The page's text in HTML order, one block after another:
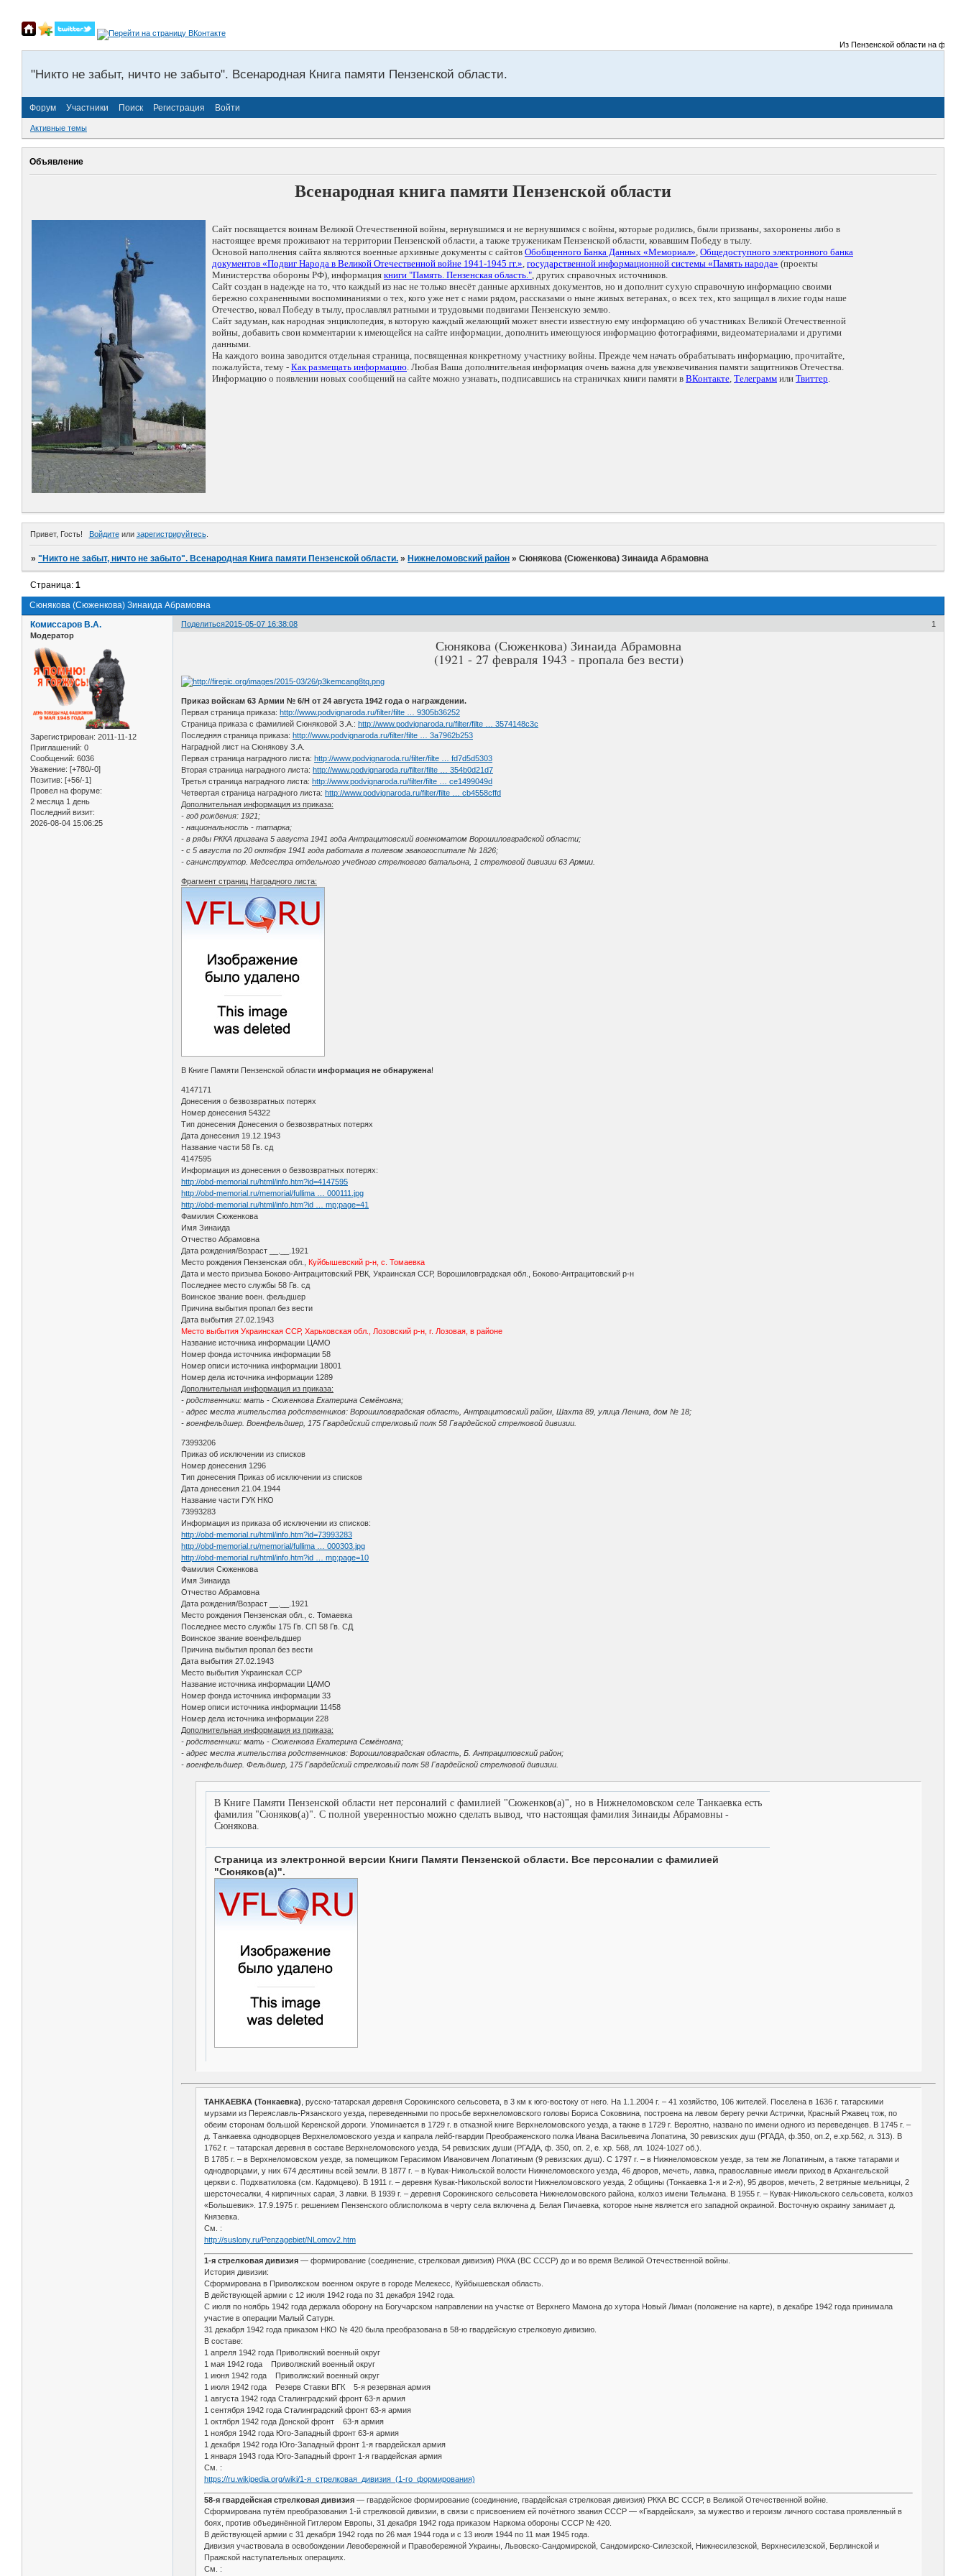
Из Пензенской области на фронты
"Никто не забыт, ничто не забыто". Всенародная Книга памяти Пензенской области.
Форум Участники Поиск Регистрация Войти
Активные темы
Объявление
Всенародная книга памяти Пензенской области
Сайт посвящается воинам Великой Отечественной войны, вернувшимся и не вернувшимся с войны, которые родились, были призваны, захоронены либо в
настоящее время проживают на территории Пензенской области, а также труженикам Пензенской области, ковавшим Победу в тылу.
Основой наполнения сайта являются военные архивные документы с сайтов Обобщенного Банка Данных «Мемориал», Общедоступного электронного банка
документов «Подвиг Народа в Великой Отечественной войне 1941-1945 гг.», государственной информационной системы «Память народа» (проекты
Министерства обороны РФ), информация книги "Память. Пензенская область.", других справочных источников.
Сайт создан в надежде на то, что каждый из нас не только внесёт данные архивных документов, но и дополнит сухую справочную информацию своими
бережно сохраненными воспоминаниями о тех, кого уже нет с нами рядом, рассказами о ныне живых ветеранах, о всех тех, кто защищал в лихие годы наше
Отечество, ковал Победу в тылу, прославлял ратными и трудовыми подвигами Пензенскую землю.
Сайт задуман, как народная энциклопедия, в которую каждый желающий может внести известную ему информацию об участниках Великой Отечественной
войны, добавить свои комментарии к имеющейся на сайте информации, дополнить имеющуюся информацию фотографиями, видеоматериалами и другими
данными.
На каждого воина заводится отдельная страница, посвященная конкретному участнику войны. Прежде чем начать обрабатывать информацию, прочитайте,
пожалуйста, тему - Как размещать информацию. Любая Ваша дополнительная информация очень важна для увековечивания памяти защитников Отечества.
Информацию о появлении новых сообщений на сайте можно узнавать, подписавшись на страничках книги памяти в ВКонтакте, Телеграмм или Твиттер.
Привет, Гость! Войдитеили зарегистрируйтесь.
»"Никто не забыт, ничто не забыто". Всенародная Книга памяти Пензенской области. » Нижнеломовский район »Сюнякова (Сюженкова) Зинаида Абрамовна
Сюнякова (Сюженкова) Зинаида Абрамовна
Страница:1
Поделиться 1
2015-05-07 16:38:08
Комиссаров В.А.
Модератор
Зарегистрирован: 2011-11-12
Приглашений: 0
Сообщений: 6036
Уважение: [+780/-0]
Позитив: [+56/-1]
Провел на форуме:
2 месяца 1 день
Последний визит:
2026-08-04 15:06:25
Сюнякова (Сюженкова) Зинаида Абрамовна
(1921 - 27 февраля 1943 - пропала без вести)
Приказ войскам 63 Армии № 6/Н от 24 августа 1942 года о награждении.
Первая страница приказа:http://www.podvignaroda.ru/filter/filte … 9305b36252
Страница приказа с фамилией Сюняковой З.А.:http://www.podvignaroda.ru/filter/filte … 3574148c3c
Последняя страница приказа:http://www.podvignaroda.ru/filter/filte … 3a7962b253
Наградной лист на Сюнякову З.А.
Первая страница наградного листа:http://www.podvignaroda.ru/filter/filte … fd7d5d5303
Вторая страница наградного листа:http://www.podvignaroda.ru/filter/filte … 354b0d21d7
Третья страница наградного листа:http://www.podvignaroda.ru/filter/filte … ce1499049d
Четвертая страница наградного листа:http://www.podvignaroda.ru/filter/filte … cb4558cffd
Дополнительная информация из приказа:
- год рождения: 1921;
- национальность - татарка;
- в ряды РККА призвана 5 августа 1941 года Антрацитовский военкоматом Ворошиловградской области;
- с 5 августа по 20 октября 1941 года работала в полевом эвакогоспитале № 1826;
- санинструктор. Медсестра отдельного учебного стрелкового батальона, 1 стрелковой дивизии 63 Армии.
Фрагмент страниц Наградного листа:
В Книге Памяти Пензенской областиинформация не обнаружена!
4147171
Донесения о безвозвратных потерях
Номер донесения 54322
Тип донесения Донесения о безвозвратных потерях
Дата донесения 19.12.1943
Название части 58 Гв. сд
4147595
Информация из донесения о безвозвратных потерях:
http://obd-memorial.ru/html/info.htm?id=4147595
http://obd-memorial.ru/memorial/fullima … 000111.jpg
http://obd-memorial.ru/html/info.htm?id … mp;page=41
Фамилия Сюженкова
Имя Зинаида
Отчество Абрамовна
Дата рождения/Возраст __.__.1921
Место рождения Пензенская обл., Куйбышевский р-н, с. Томаевка
Дата и место призыва Боково-Антрацитовский РВК, Украинская ССР, Ворошиловградская обл., Боково-Антрацитовский р-н
Последнее место службы 58 Гв. сд
Воинское звание воен. фельдшер
Причина выбытия пропал без вести
Дата выбытия 27.02.1943
Место выбытия Украинская ССР, Харьковская обл., Лозовский р-н, г. Лозовая, в районе
Название источника информации ЦАМО
Номер фонда источника информации 58
Номер описи источника информации 18001
Номер дела источника информации 1289
Дополнительная информация из приказа:
- родственники: мать - Сюженкова Екатерина Семёновна;
- адрес места жительства родственников: Ворошиловградская область, Антрацитовский район, Шахта 89, улица Ленина, дом № 18;
- военфельдшер. Военфельдшер, 175 Гвардейский стрелковый полк 58 Гвардейской стрелковой дивизии.
73993206
Приказ об исключении из списков
Номер донесения 1296
Тип донесения Приказ об исключении из списков
Дата донесения 21.04.1944
Название части ГУК НКО
73993283
Информация из приказа об исключении из списков:
http://obd-memorial.ru/html/info.htm?id=73993283
http://obd-memorial.ru/memorial/fullima … 000303.jpg
http://obd-memorial.ru/html/info.htm?id … mp;page=10
Фамилия Сюженкова
Имя Зинаида
Отчество Абрамовна
Дата рождения/Возраст __.__.1921
Место рождения Пензенская обл., с. Томаевка
Последнее место службы 175 Гв. СП 58 Гв. СД
Воинское звание военфельдшер
Причина выбытия пропал без вести
Дата выбытия 27.02.1943
Место выбытия Украинская ССР
Название источника информации ЦАМО
Номер фонда источника информации 33
Номер описи источника информации 11458
Номер дела источника информации 228
Дополнительная информация из приказа:
- родственники: мать - Сюженкова Екатерина Семёновна;
- адрес места жительства родственников: Ворошиловградская область, Б. Антрацитовский район;
- военфельдшер. Фельдшер, 175 Гвардейский стрелковый полк 58 Гвардейской стрелковой дивизии.
В Книге Памяти Пензенской области нет персоналий с фамилией "Сюженков(а)", но в Нижнеломовском селе Танкаевка есть
фамилия "Сюняков(а)". С полной уверенностью можно сделать вывод, что настоящая фамилия Зинаиды Абрамовны -
Сюнякова.
Страница из электронной версии Книги Памяти Пензенской области. Все персоналии с фамилией
"Сюняков(а)".
ТАНКАЕВКА (Тонкаевка) , русско-татарская деревня Сорокинского сельсовета, в 3 км к юго-востоку от него. На 1.1.2004 г. – 41 хозяйство, 106 жителей. Поселена в 1636 г. татарскими
мурзами из Переяславль-Рязанского уезда, переведенными по просьбе верхнеломовского головы Бориса Соковнина, построена на левом берегу речки Астрички, Красный Ржавец тож, по
обеим сторонам большой Керенской дороги. Упоминается в 1729 г. в отказной книге Верхнеломовского уезда, а также в 1729 г. Вероятно, названо по имени одного из переведенцев. В 1745 г. –
д. Танкаевка однодворцев Верхнеломовского уезда и капрала лейб-гвардии Преображенского полка Ивана Васильевича Лопатина, 30 ревизских душ (РГАДА, ф.350, оп.2, е.хр.562, л. 313). В
1762 г. – татарская деревня в составе Верхнеломовского уезда, 54 ревизских души (РГАДА, ф. 350, оп. 2, е. хр. 568, лл. 1024-1027 об.).
В 1785 г. – в Верхнеломовском уезде, за помещиком Герасимом Ивановичем Лопатиным (9 ревизских душ). С 1797 г. – в Нижнеломовском уезде, за тем же Лопатиным, а также татарами и
однодворцами, у них 674 десятины всей земли. В 1877 г. – в Кувак-Никольской волости Нижнеломовского уезда, 46 дворов, мечеть, лавка, православные имели приход в Архангельской
церкви с. Подхватиловка (см. Кадомцево). В 1911 г. – деревня Кувак-Никольской волости Нижнеломовского уезда, 2 общины (Тонкаевка 1-я и 2-я), 95 дворов, мечеть, 2 ветряные мельницы, 2
шерсточесалки, 4 кирпичных сарая, 3 лавки. В 1939 г. – деревня Сорокинского сельсовета Нижнеломовского района, колхоз имени Тельмана. В 1955 г. – Кувак-Никольского сельсовета, колхоз
«Большевик». 17.9.1975 г. решением Пензенского облисполкома в черту села включена д. Белая Пичаевка, которое ныне является его западной окраиной. Восточную окраину занимает д.
Князевка.
См. :
http://suslony.ru/Penzagebiet/NLomov2.htm
1-я стрелковая дивизия— формирование (соединение, стрелковая дивизия) РККА (ВС СССР) до и во время Великой Отечественной войны.
История дивизии:
Сформирована в Приволжском военном округе в городе Мелекесс, Куйбышевская область.
В действующей армии с 12 июля 1942 года по 31 декабря 1942 года.
С июля по ноябрь 1942 года держала оборону на Богучарском направлении на участке от Верхнего Мамона до хутора Новый Лиман (положение на карте), в декабре 1942 года принимала
участие в операции Малый Сатурн.
31 декабря 1942 года приказом НКО № 420 была преобразована в 58-ю гвардейскую стрелковую дивизию.
В составе:
1 апреля 1942 года Приволжский военный округ
1 мая 1942 года Приволжский военный округ
1 июня 1942 года Приволжский военный округ
1 июля 1942 года Резерв Ставки ВГК 5-я резервная армия
1 августа 1942 года Сталинградский фронт 63-я армия
1 сентября 1942 года Сталинградский фронт 63-я армия
1 октября 1942 года Донской фронт 63-я армия
1 ноября 1942 года Юго-Западный фронт 63-я армия
1 декабря 1942 года Юго-Западный фронт 1-я гвардейская армия
1 января 1943 года Юго-Западный фронт 1-я гвардейская армия
См. :
https://ru.wikipedia.org/wiki/1-я_стрелковая_дивизия_(1-го_формирования)
58-я гвардейская стрелковая дивизия— гвардейское формирование (соединение, гвардейская стрелковая дивизия) РККА ВС СССР, в Великой Отечественной войне.
Сформирована путём преобразования 1-й стрелковой дивизии, в связи с присвоением ей почётного звания СССР — «Гвардейская», за мужество и героизм личного состава проявленный в
боях, против объединённой Гитлером Европы, 31 декабря 1942 года приказом Наркома обороны СССР № 420.
В действующей армии c 31 декабря 1942 года по 26 мая 1944 года и с 13 июля 1944 по 11 мая 1945 года.
Дивизия участвовала в освобождении Левобережной и Правобережной Украины, Львовско-Сандомирской, Сандомирско-Силезской, Нижнесилезской, Верхнесилезской, Берлинской и
Пражской наступательных операциях.
См. :